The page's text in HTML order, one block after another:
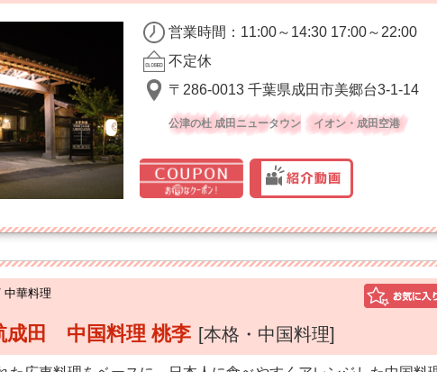
営業時間：11:00～14:30 17:00～22:00
不定休
〒286-0013 千葉県成田市美郷台3-1-14
公津の杜 成田ニュータウン イオン・成田空港
中華料理
成田 中国料理 桃李 [本格・中国料理]